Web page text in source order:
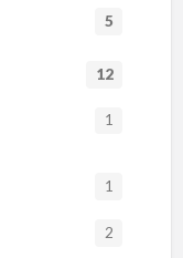
5
12
1
1
2